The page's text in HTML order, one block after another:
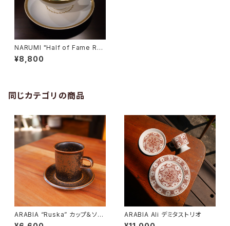
NARUMI "Half of Fame Ros
es" C&S
¥8,800
同じカテゴリの商品
ARABIA “Ruska” カップ＆ソー
サー
ARABIA Ali デミタストリオ